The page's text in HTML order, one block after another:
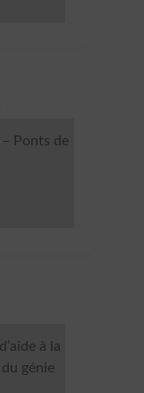
Ponts de
à la
génie